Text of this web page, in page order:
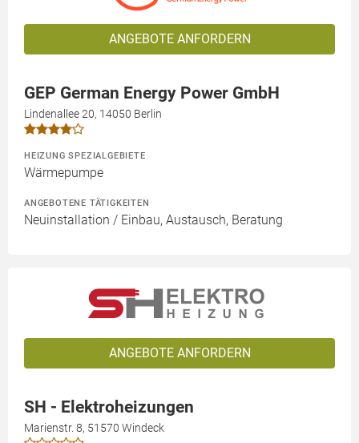
ANGEBOTE ANFORDERN
GEP German Energy Power GmbH
Lindenallee 20, 14050 Berlin
HEIZUNG SPEZIALGEBIETE
Wärmepumpe
ANGEBOTENE TÄTIGKEITEN
Neuinstallation / Einbau, Austausch, Beratung
ANGEBOTE ANFORDERN
SH - Elektroheizungen
Marienstr. 8, 51570 Windeck